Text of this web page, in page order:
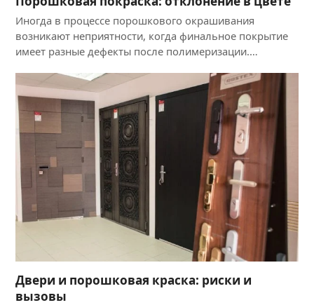
Иногда в процессе порошкового окрашивания
возникают неприятности, когда финальное покрытие
имеет разные дефекты после полимеризации.…
Двери и порошковая краска: риски и
вызовы